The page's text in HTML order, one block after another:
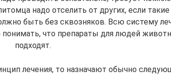
надо отселить от других, если
быть без сквозняков. Всю систему
понимать, что препараты для людей
подходят.
лечения, то назначают обычно